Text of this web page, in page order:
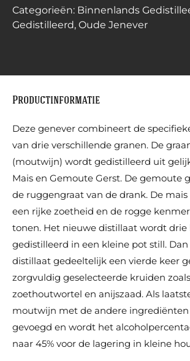
Categorieën: Binnenlands
Gedistilleerd, Oude Jenever
Productinformatie
Deze genever combineert de
van drie verschillende granen. De
(moutwijn) wordt gedistilleerd uit
Mais en Gemoute Gerst. De gemoute
de ruggengraat van de drank. De
een rijke zoetheid en de rogge
tonen. Het nieuwe distillaat wordt drie
gedistilleerd in een kleine pot still.
distillaat gedeeltelijk een vierde keer
zorgvuldig geselecteerde kruiden
zoethoutwortel en anijszaad. Als
moutwijn met de andere
gevoegd en wordt het
naar 45% voor de lagering in kleine